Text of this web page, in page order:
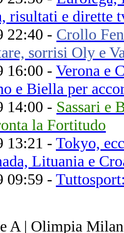
risultati e dirette
22:40 - Crollo
sorrisi Oly e
16:00 - Verona e
e Biella per
14:00 - Sassari e
la Fortitudo
13:21 - Tokyo,
Lituania e
09:59 -
A | Olimpia